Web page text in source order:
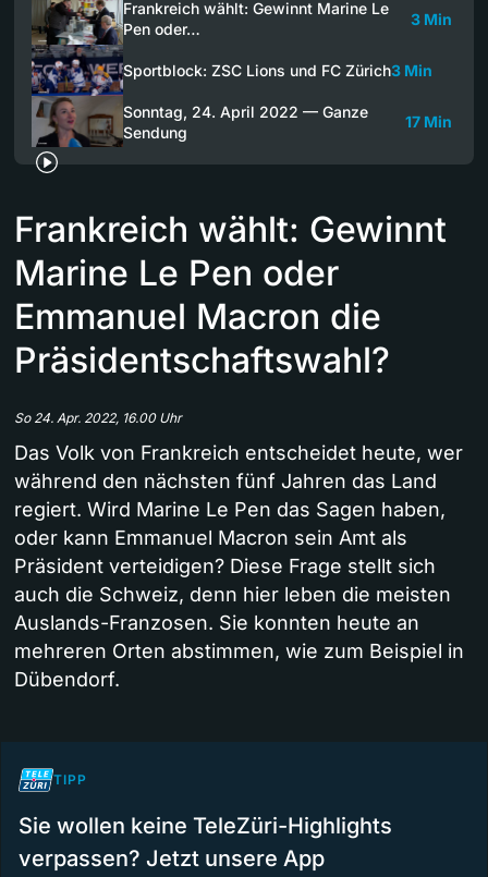
Frankreich wählt: Gewinnt Marine Le
Pen oder…
3 Min
Sportblock: ZSC Lions und FC Zürich3 Min
Sonntag, 24. April 2022 — Ganze
Sendung
17 Min
Frankreich wählt: Gewinnt
Marine Le Pen oder
Emmanuel Macron die
Präsidentschaftswahl?
So 24. Apr. 2022, 16.00 Uhr
Das Volk von Frankreich entscheidet heute, wer
während den nächsten fünf Jahren das Land
regiert. Wird Marine Le Pen das Sagen haben,
oder kann Emmanuel Macron sein Amt als
Präsident verteidigen? Diese Frage stellt sich
auch die Schweiz, denn hier leben die meisten
Auslands-Franzosen. Sie konnten heute an
mehreren Orten abstimmen, wie zum Beispiel in
Dübendorf.
TIPP
Sie wollen keine TeleZüri-Highlights
verpassen? Jetzt unsere App